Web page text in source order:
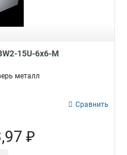
15U-6x6-M
металл
Сравнить
₽